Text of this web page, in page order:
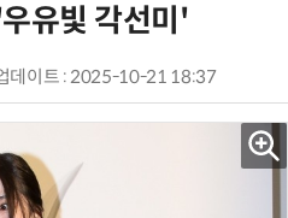
유빛 각선미'
데이트 : 2025-10-21 18:37